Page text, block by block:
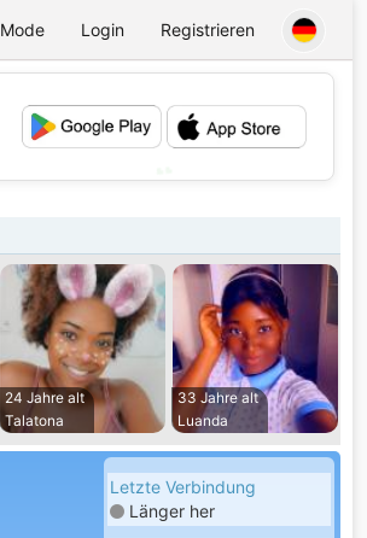
Mode Login Registrieren
24 Jahre alt
Talatona
33 Jahre alt
Luanda
Letzte Verbindung
Länger her